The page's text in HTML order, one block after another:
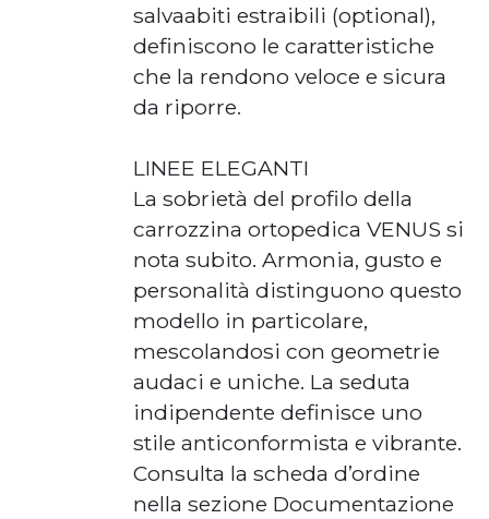
salvaabiti estraibili (optional),
definiscono le caratteristiche
che la rendono veloce e sicura
da riporre.
LINEE ELEGANTI
La sobrietà del profilo della
carrozzina ortopedica VENUS si
nota subito. Armonia, gusto e
personalità distinguono questo
modello in particolare,
mescolandosi con geometrie
audaci e uniche. La seduta
indipendente definisce uno
stile anticonformista e vibrante.
Consulta la scheda d’ordine
nella sezione Documentazione